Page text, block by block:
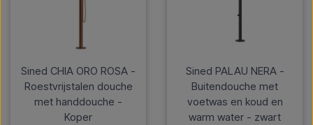
Sined CHIA ORO ROSA -
Roestvrijstalen douche
met handdouche -
Koper
Sined PALAU NERA -
Buitendouche met
voetwas en koud en
warm water - zwart